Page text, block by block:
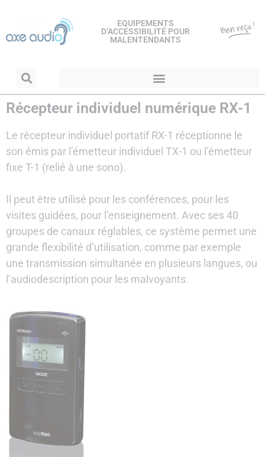
EQUIPEMENTS
D’ACCESSIBILITÉ POUR
MALENTENDANTS
Récepteur individuel numérique RX-1
Le récepteur individuel portatif RX-1 réceptionne le
son émis par l’émetteur individuel TX-1 ou l’émetteur
fixe T-1 (relié à une sono).
Il peut être utilisé pour les conférences, pour les
visites guidées, pour l’enseignement. Avec ses 40
groupes de canaux réglables, ce système permet une
grande flexibilité d’utilisation, comme par exemple
une transmission simultanée en plusieurs langues, ou
l’audiodescription pour les malvoyants.